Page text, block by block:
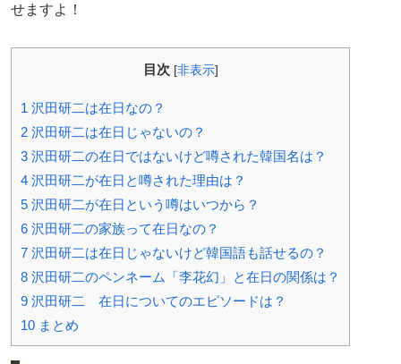
せますよ！
目次 [非表示]
1 沢田研二は在日なの？
2 沢田研二は在日じゃないの？
3 沢田研二の在日ではないけど噂された韓国名は？
4 沢田研二が在日と噂された理由は？
5 沢田研二が在日という噂はいつから？
6 沢田研二の家族って在日なの？
7 沢田研二は在日じゃないけど韓国語も話せるの？
8 沢田研二のペンネーム「李花幻」と在日の関係は？
9 沢田研二 在日についてのエピソードは？
10 まとめ